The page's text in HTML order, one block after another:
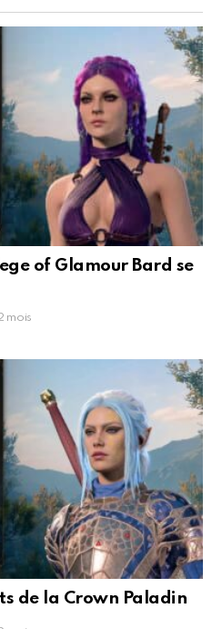
of Glamour Bard se
mois
de la Crown Paladin